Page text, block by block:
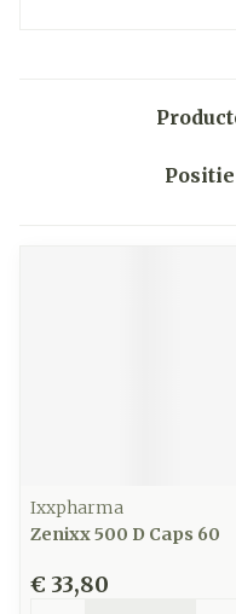
Sorteer
Ixxpharma
Zenixx 500 D Caps 60
€ 33,80